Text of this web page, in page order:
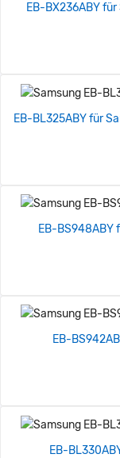
EB-BX236ABY für
EB-BL325ABY für
EB-BS948ABY
EB-
EB-